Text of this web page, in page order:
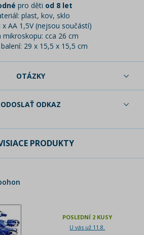
pro děti od 8 let
plast, kov, sklo
x AA 1,5V (nejsou součástí)
mikroskopu: cca 26 cm
29 x 15,5 x 15,5 cm
OTÁZKY
ODOSLAŤ ODKAZ
PRODUKTY
POSLEDNÍ 2 KUSY
U vás už 11.8.